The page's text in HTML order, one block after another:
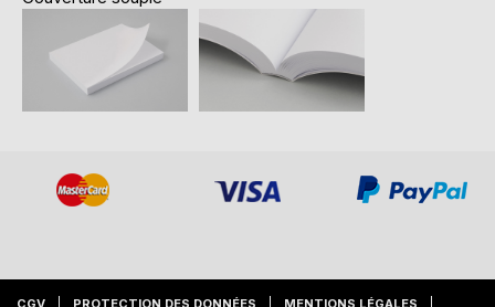
CGV PROTECTION DES DONNÉES MENTIONS LÉGALES